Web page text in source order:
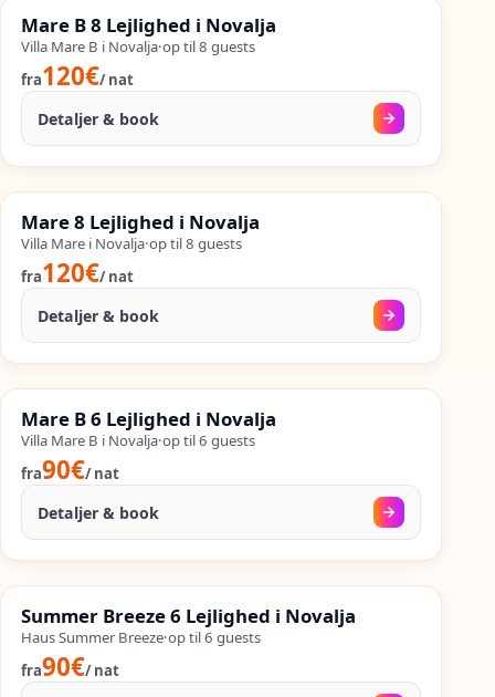
SALES
OP TIL−47%
Mare B 8 Lejlighed i Novalja
Villa Mare B i Novalja·op til8 guests
fra120€/nat
Detaljer & book
SALES
OP TIL−54%
30. aug.–25. sep.
Mare 8 Lejlighed i Novalja
Villa Mare i Novalja·op til8 guests
fra120€/nat
Detaljer & book
SALES
OP TIL−47%
24. aug.–25. sep.
Mare B 6 Lejlighed i Novalja
Villa Mare B i Novalja·op til6 guests
fra90€/nat
Detaljer & book
SALES
OP TIL−53%
24. aug.–25. sep.
Summer Breeze 6 Lejlighed i Novalja
Haus Summer Breeze·op til6 guests
fra90€/nat